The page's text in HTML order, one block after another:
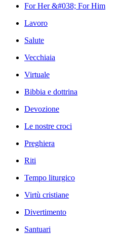
For Her &#038; For Him
Lavoro
Salute
Vecchiaia
Virtuale
Bibbia e dottrina
Devozione
Le nostre croci
Preghiera
Riti
Tempo liturgico
Virtù cristiane
Divertimento
Santuari